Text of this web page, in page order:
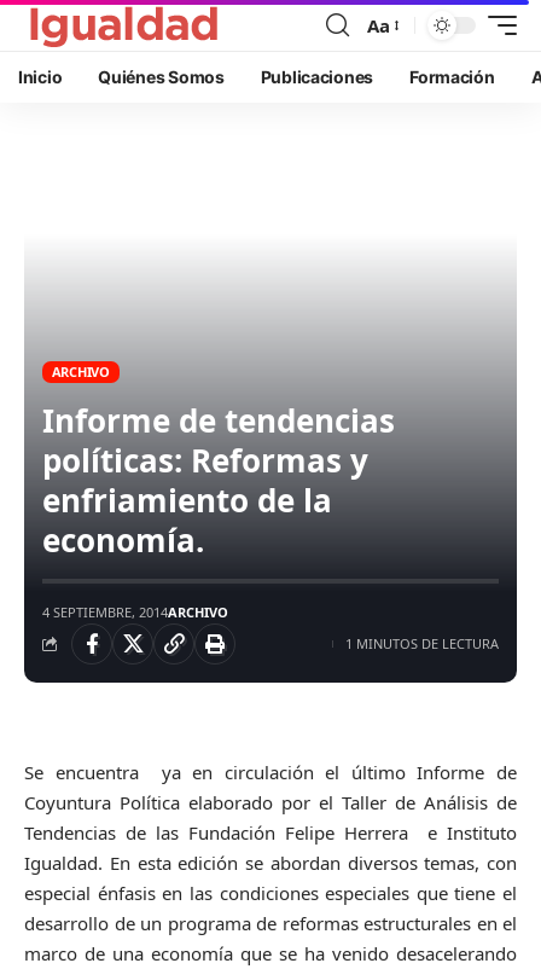
Aa
Inicio Quiénes Somos Publicaciones Formación
ARCHIVO
Informe de tendencias
políticas: Reformas y
enfriamiento de la
economía.
4 SEPTIEMBRE, 2014ARCHIVO
1 MINUTOS DE LECTURA
Se encuentra ya en circulación el último Informe de
Coyuntura Política elaborado por el Taller de Análisis de
Tendencias de las Fundación Felipe Herrera e Instituto
Igualdad. En esta edición se abordan diversos temas, con
especial énfasis en las condiciones especiales que tiene el
desarrollo de un programa de reformas estructurales en el
marco de una economía que se ha venido desacelerando